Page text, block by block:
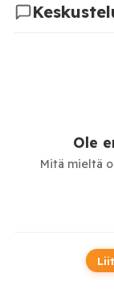
Ole
Mitä mieltä